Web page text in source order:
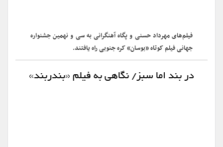
فیلم‌های مهرداد حسنی و پگاه آهنگرانی به سی و نهمین جشنواره
جهانی فیلم کوتاه «بوسان» کره جنوبی راه یافتند.
در بند اما سبز/ نگاهی به فیلم «بندربند»